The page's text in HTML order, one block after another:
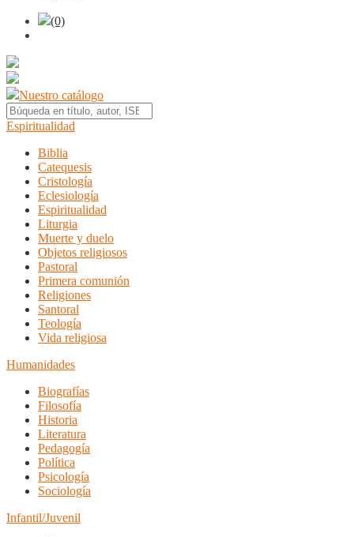
(0)
Nuestro catálogo
Espiritualidad
Biblia
Catequesis
Cristología
Eclesiología
Espiritualidad
Liturgia
Muerte y duelo
Objetos religiosos
Pastoral
Primera comunión
Religiones
Santoral
Teología
Vida religiosa
Humanidades
Biografías
Filosofía
Historia
Literatura
Pedagogía
Política
Psicología
Sociología
Infantil/Juvenil